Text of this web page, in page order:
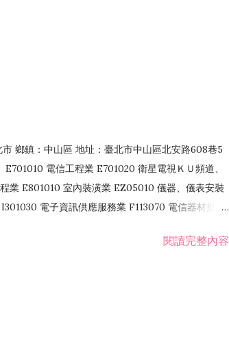
鄉鎮：中山區 地址：臺北市中山區北安路608巷5
電信工程業 E701020 衛星電視ＫＵ頻道、
業 E801010 室內裝潢業 EZ05010 儀器、儀表安裝
電子資訊供應服務業 F113070 電信器材批發
酒類輸入業
閱讀完整內容